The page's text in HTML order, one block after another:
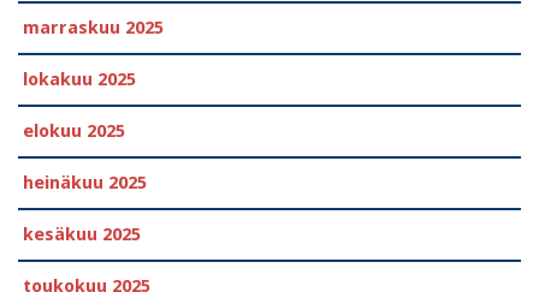
marraskuu 2025
lokakuu 2025
elokuu 2025
heinäkuu 2025
kesäkuu 2025
toukokuu 2025